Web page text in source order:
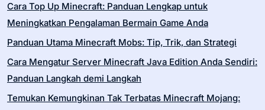
Cara Top Up Minecraft: Panduan Lengkap untuk
Meningkatkan Pengalaman Bermain Game Anda
Panduan Utama Minecraft Mobs: Tip, Trik, dan Strategi
Cara Mengatur Server Minecraft Java Edition Anda Sendiri:
Panduan Langkah demi Langkah
Temukan Kemungkinan Tak Terbatas Minecraft Mojang: